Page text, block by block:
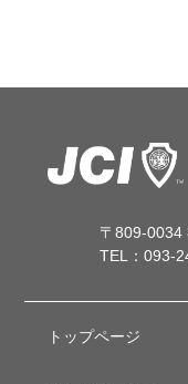
〒809-0034
TEL：093-
トップページ